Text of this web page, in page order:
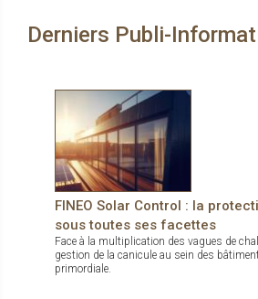
l’esthétique épurée, sans charnières
Derniers Publi-
FINEO Solar Control : la
sous toutes ses facettes
Face à la multiplication des vagues de
gestion de la canicule au sein des
primordiale.